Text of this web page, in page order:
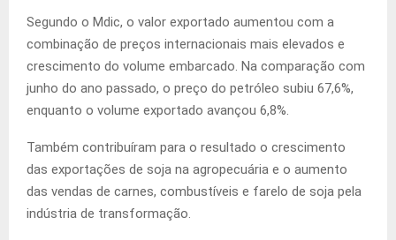
Segundo o Mdic, o valor exportado aumentou com a
combinação de preços internacionais mais elevados e
crescimento do volume embarcado. Na comparação com
junho do ano passado, o preço do petróleo subiu 67,6%,
enquanto o volume exportado avançou 6,8%.
Também contribuíram para o resultado o crescimento
das exportações de soja na agropecuária e o aumento
das vendas de carnes, combustíveis e farelo de soja pela
indústria de transformação.